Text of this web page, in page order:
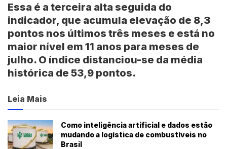
Essa é a terceira alta seguida do
indicador, que acumula elevação de 8,3
pontos nos últimos três meses e está no
maior nível em 11 anos para meses de
julho. O índice distanciou-se da média
histórica de 53,9 pontos.
Leia Mais
Como inteligência artificial e dados estão
mudando a logística de combustíveis no
Brasil